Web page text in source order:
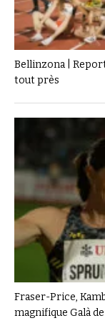
Bellinzona |
tout près
Fraser-Price,
magnifique Galà